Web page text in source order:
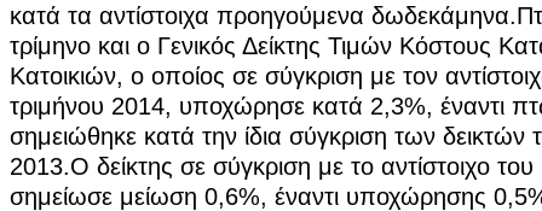
κατά τα αντίστοιχα προηγούμενα δωδεκάμηνα.
τρίμηνο και ο Γενικός Δείκτης Τιμών Κόστους
Κατοικιών, ο οποίος σε σύγκριση με τον
τριμήνου 2014, υποχώρησε κατά 2,3%, έναντι
σημειώθηκε κατά την ίδια σύγκριση των
2013.Ο δείκτης σε σύγκριση με το αντίστοιχο
σημείωσε μείωση 0,6%, έναντι υποχώρησης